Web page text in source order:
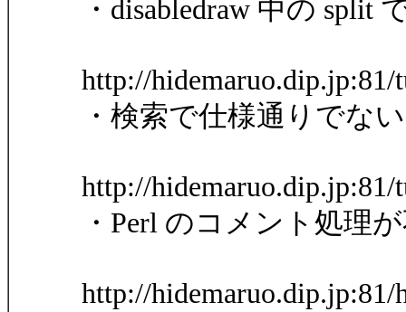
・disabledraw 中の split
http://hidemaruo.dip.jp:81/
・検索で仕様通りでな
http://hidemaruo.dip.jp:81/
・Perl のコメント処理
http://hidemaruo.dip.jp:81/